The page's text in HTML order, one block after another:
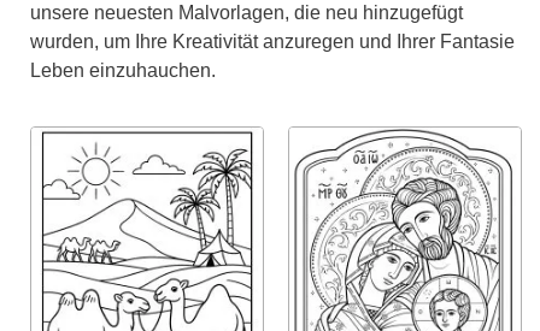
unsere neuesten Malvorlagen, die neu hinzugefügt
wurden, um Ihre Kreativität anzuregen und Ihrer Fantasie
Leben einzuhauchen.